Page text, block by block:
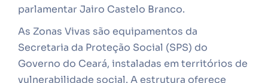
parlamentar Jairo Castelo Branco.
As Zonas Vivas são equipamentos da
Secretaria da Proteção Social (SPS) do
Governo do Ceará, instaladas em territórios de
vulnerabilidade social. A estrutura oferece